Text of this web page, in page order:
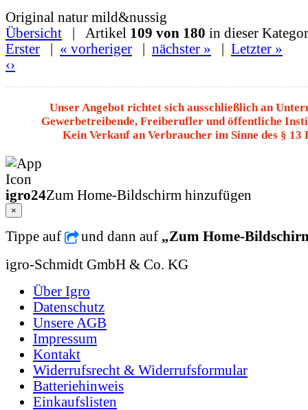
Original natur mild&nussig
Übersicht | Artikel 109 von 180 in dieser
Erster
« vorheriger nächster »
Letzter »
‹›
Unser Angebot richtet sich ausschließlich an
Gewerbetreibende, Freiberufler und öffentliche
Kein Verkauf an Verbraucher im Sinne des § 13
igro24Zum Home-Bildschirm hinzufügen
×
Tippe auf und dann auf „Zum Home-
igro-Schmidt GmbH & Co. KG
Über Igro
Datenschutz
Unsere AGB
Impressum
Kontakt
Widerrufsrecht & Widerrufsformular
Batteriehinweis
Einkaufslisten